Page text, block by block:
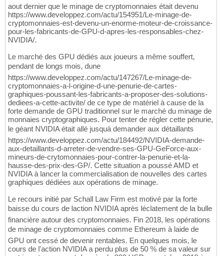
aout dernier que le minage de cryptomonnaies était devenu
https://www.developpez.com/actu/154951/Le-minage-de-
cryptomonnaies-est-devenu-un-enorme-moteur-de-croissance-
pour-les-fabricants-de-GPU-d-apres-les-responsables-chez-
NVIDIA/.
Le marché des GPU dédiés aux joueurs a même souffert,
pendant de longs mois, dune
https://www.developpez.com/actu/147267/Le-minage-de-
cryptomonnaies-a-l-origine-d-une-penurie-de-cartes-
graphiques-poussant-les-fabricants-a-proposer-des-solutions-
dediees-a-cette-activite/ de ce type de matériel à cause de la
forte demande de GPU traditionnel sur le marché du minage de
monnaies cryptographiques. Pour tenter de régler cette pénurie,
le géant NVIDIA était allé jusquà demander aux détaillants
https://www.developpez.com/actu/184492/NVIDIA-demande-
aux-detaillants-d-arreter-de-vendre-ses-GPU-GeForce-aux-
mineurs-de-crytomonnaies-pour-contrer-la-penurie-et-la-
hausse-des-prix-des-GP/. Cette situation a poussé AMD et
NVIDIA à lancer la commercialisation de nouvelles des cartes
graphiques dédiées aux opérations de minage.
Le recours initié par Schall Law Firm est motivé par la forte
baisse du cours de laction NVIDIA après léclatement de la bulle
financière autour des cryptomonnaies. Fin 2018, les opérations
de minage de cryptomonnaies comme Ethereum à laide de
GPU ont cessé de devenir rentables. En quelques mois, le
cours de l'action NVIDIA a perdu plus de 50 % de sa valeur sur